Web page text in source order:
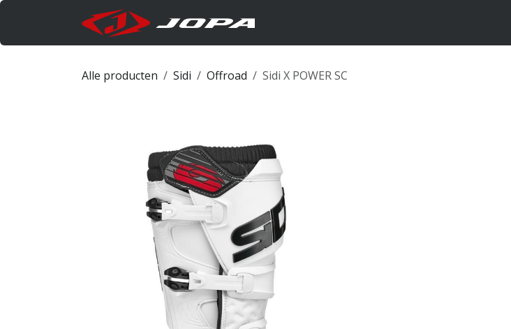
Overslaan naar inhoud
Alle producten Sidi Offroad Sidi X POWER SC